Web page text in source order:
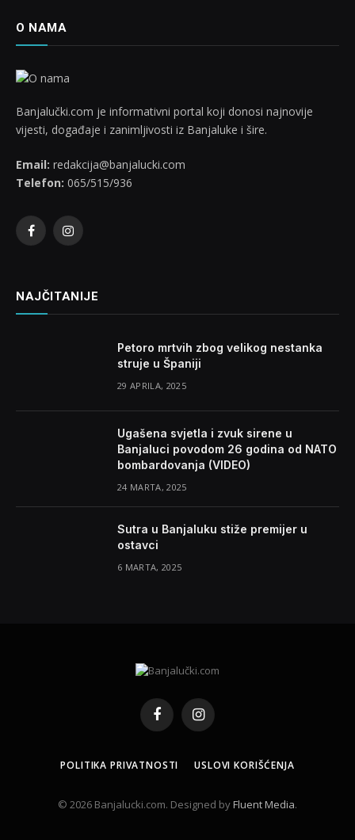
O NAMA
Banjalučki.com je informativni portal koji donosi najnovije
vijesti, događaje i zanimljivosti iz Banjaluke i šire.
Email: redakcija@banjalucki.com
Telefon: 065/515/936
FacebookInstagram
NAJČITANIJE
Petoro mrtvih zbog velikog nestanka
struje u Španiji
29 APRILA, 2025
Ugašena svjetla i zvuk sirene u
Banjaluci povodom 26 godina od NATO
bombardovanja (VIDEO)
24 MARTA, 2025
Sutra u Banjaluku stiže premijer u
ostavci
6 MARTA, 2025
FacebookInstagram
POLITIKA PRIVATNOSTI USLOVI KORIŠĆENJA
© 2026 Banjalucki.com. Designed byFluent Media.